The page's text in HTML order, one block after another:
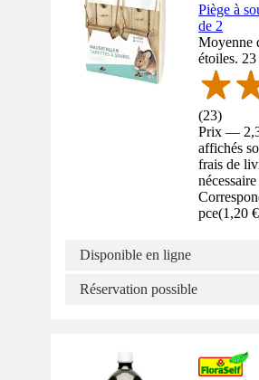
Piège à
de 2
Moyenne
étoiles.
(23)
Prix —
affichés
frais de
pce(1,20 €
Disponible en ligne
Réservation possible